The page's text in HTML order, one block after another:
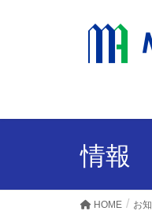
情報
HOME お